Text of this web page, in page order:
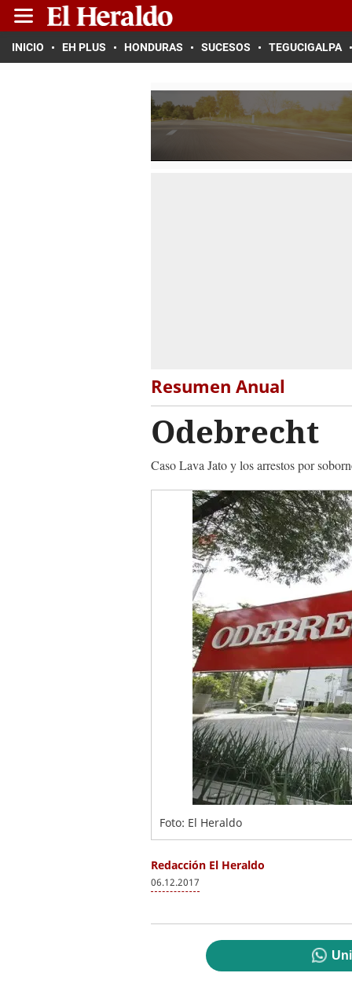
INICIO EH PLUS HONDURAS SUCESOS TEGUCIGALPA
Resumen Anual
Odebrecht
Caso Lava Jato y los arrestos por
Foto: El Heraldo
Redacción El Heraldo
06.12.2017